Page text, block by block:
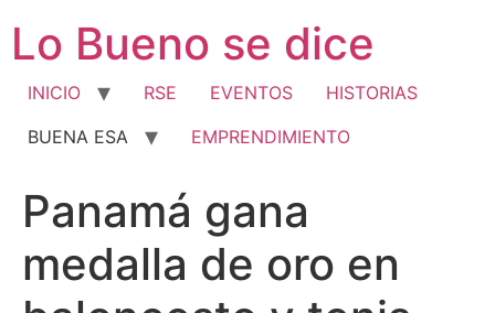
contenido
Lo Bueno se dice
INICIO RSE EVENTOS
HISTORIAS
BUENA ESA
EMPRENDIMIENTO
Panamá gana
medalla de oro en